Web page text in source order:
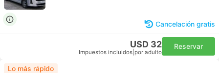
Cancelación gratis
USD 32
Impuestos incluidos por adulto
Reservar
Lo más rápido